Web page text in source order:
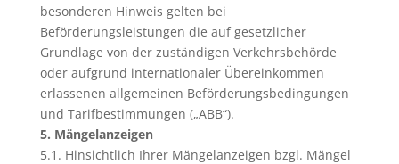
besonderen Hinweis gelten bei
Beförderungsleistungen die auf gesetzlicher
Grundlage von der zuständigen Verkehrsbehörde
oder aufgrund internationaler Übereinkommen
erlassenen allgemeinen Beförderungsbedingungen
und Tarifbestimmungen („ABB“).
5. Mängelanzeigen
5.1. Hinsichtlich Ihrer Mängelanzeigen bzgl. Mängel